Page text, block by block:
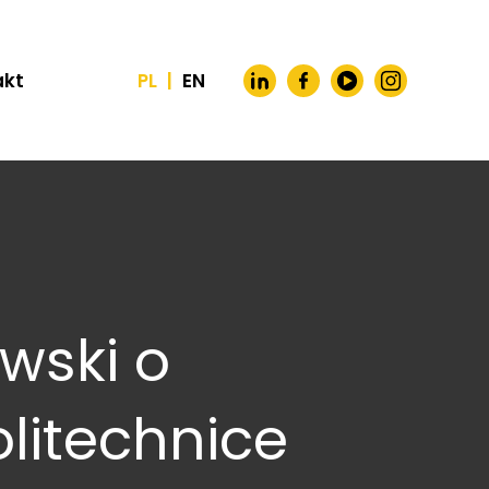
PL | EN
o